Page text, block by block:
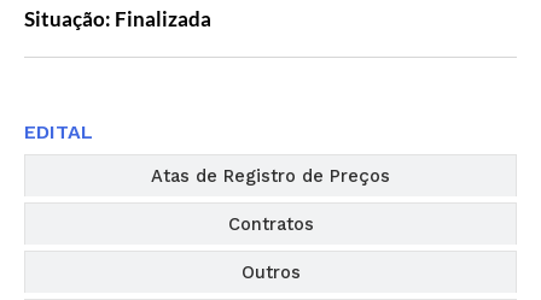
Situação: Finalizada
Atas de Registro de Preços
Contratos
Outros
EDITAL